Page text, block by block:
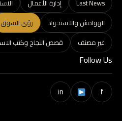
Last News إدارة الأعمال
الهوامش والاستحواذ
رؤى السوق
غير مصنف
قصص النجاح وكتب
Follow Us
f
in